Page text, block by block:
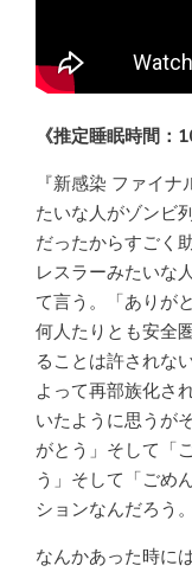
《推定睡眠時間：
『新感染 ファイ
たいな人がゾンビ
だったからすごく
レスラーみたいな
て言う。「ありが
何人たりとも安全
ることは許されな
よって再部族化さ
いたように思うが
がとう」そして「
う」そして「ごめ
ションなんだろう。
なんかあった時に